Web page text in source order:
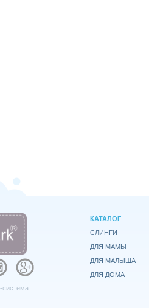
система
КАТАЛОГ
СЛИНГИ
ДЛЯ МАМЫ
ДЛЯ МАЛЫША
ДЛЯ ДОМА